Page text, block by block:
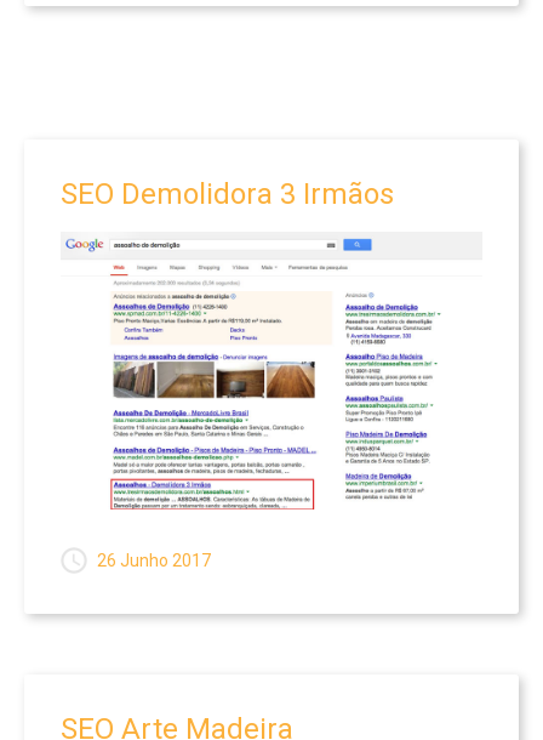
Propaganda E Publicidade
Websites
PORTFOLIO
HOSPEDAGEM
SEO Demolidora 3 Irmãos
26 Junho 2017
SEO Arte Madeira